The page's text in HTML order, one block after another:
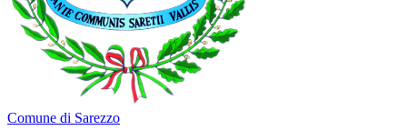
Comune di Sarezzo